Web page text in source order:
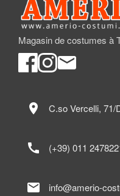
Magasin de costumes à
location_on C.so Vercelli, 71/
call (+39) 011
mail info@amerio-